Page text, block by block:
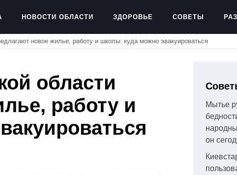
НОВОСТИ ОБЛАСТИ ЗДОРОВЬЕ СОВЕТЫ
новое жилье, работу и школы: куда можно эвакуироваться
области
работу и
Мытье
он